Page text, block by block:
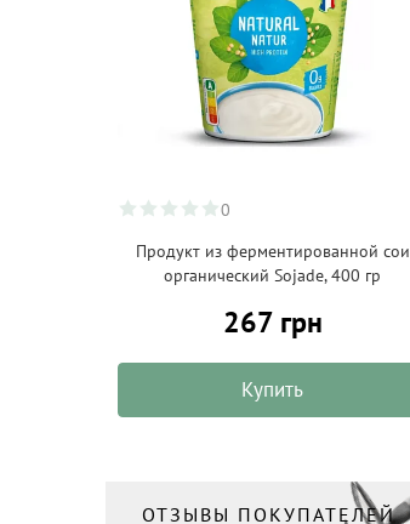
0
Продукт из ферментированной сои
органический Sojade, 400 гр
267 грн
Купить
ОТЗЫВЫ ПОКУПАТЕЛЕЙ